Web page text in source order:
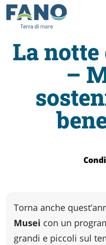
Fano
Visit
Card
fare
La
–
Torna anche
Musei con un
grandi e piccoli sul